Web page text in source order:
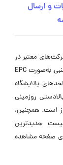
و ارسال
معتبر در
اجرای پروژه‌های نفت، گاز، پتروشیمی و تأسیسات جنبی به‌صورت EPC
پایه ۱ تخصص واحدهای پالایشگاه
تأسیسات بالادستی روزمینی
و گاز است. همچنین،
جدیدترین
صفحه مشاهده